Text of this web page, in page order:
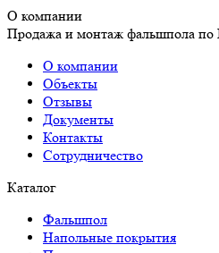
О компании
Продажа и монтаж фальшпола по
О компании
Объекты
Отзывы
Документы
Контакты
Сотрудничество
Каталог
Фальшпол
Напольные покрытия